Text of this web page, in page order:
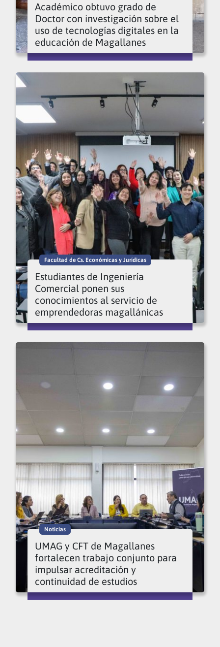
Académico obtuvo grado de
Doctor con investigación sobre el
uso de tecnologías digitales en la
educación de Magallanes
Facultad de Cs. Económicas y Jurídicas
Estudiantes de Ingeniería
Comercial ponen sus
conocimientos al servicio de
emprendedoras magallánicas
Noticias
UMAG y CFT de Magallanes
fortalecen trabajo conjunto para
impulsar acreditación y
continuidad de estudios